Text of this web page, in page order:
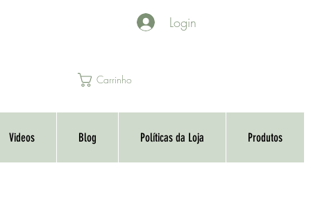
Login
Carrinho
Videos Blog Políticas da Loja Produtos